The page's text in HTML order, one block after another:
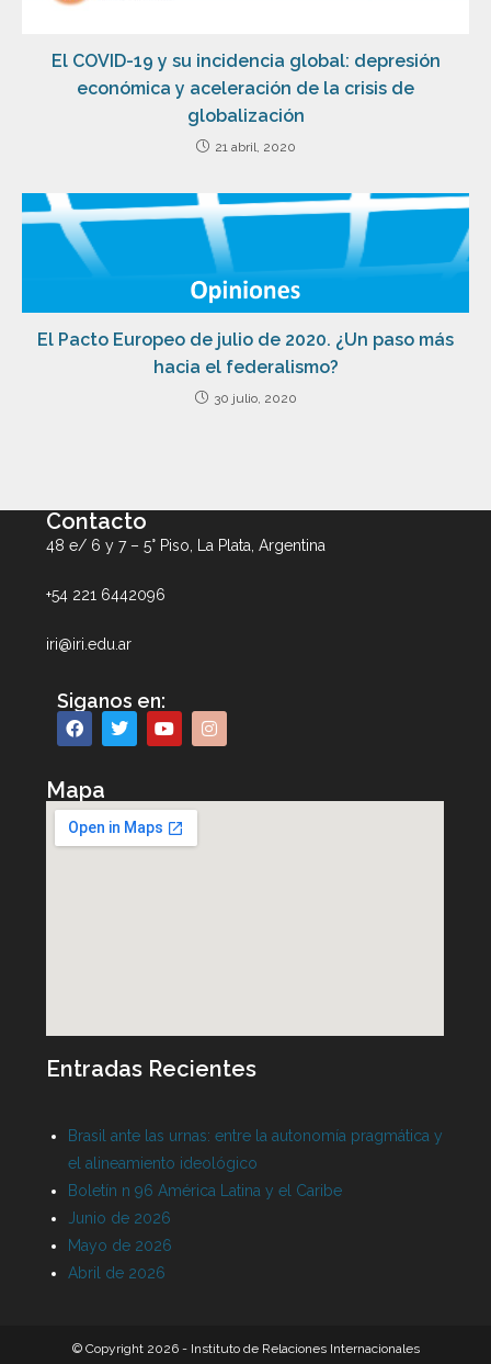
El COVID-19 y su incidencia global: depresión
económica y aceleración de la crisis de
globalización
21 abril, 2020
El Pacto Europeo de julio de 2020. ¿Un paso más
hacia el federalismo?
30 julio, 2020
Contacto
48 e/ 6 y 7 – 5° Piso, La Plata, Argentina
+54 221 6442096
iri@iri.edu.ar
Siganos en:
Mapa
Entradas Recientes
Brasil ante las urnas: entre la autonomía pragmática y
el alineamiento ideológico
Boletín n 96 América Latina y el Caribe
Junio de 2026
Mayo de 2026
Abril de 2026
© Copyright 2026 - Instituto de Relaciones Internacionales